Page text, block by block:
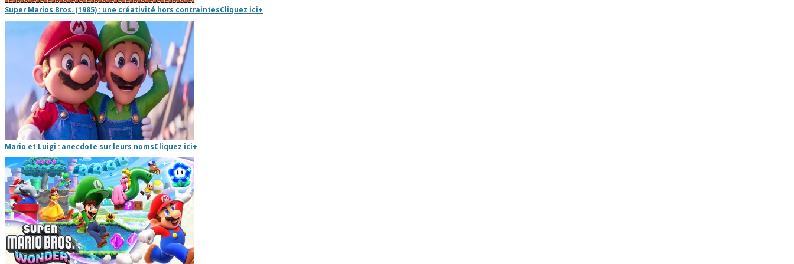
Super Marios Bros. (1985) : une créativité hors contraintesCliquez ici+
Mario et Luigi : anecdote sur leurs nomsCliquez ici+